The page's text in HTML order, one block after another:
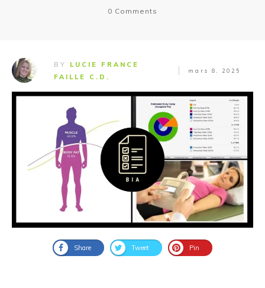
0 Comments
BY LUCIE FRANCE
FAILLE C.D.
mars 8, 2025
Share Tweet Pin